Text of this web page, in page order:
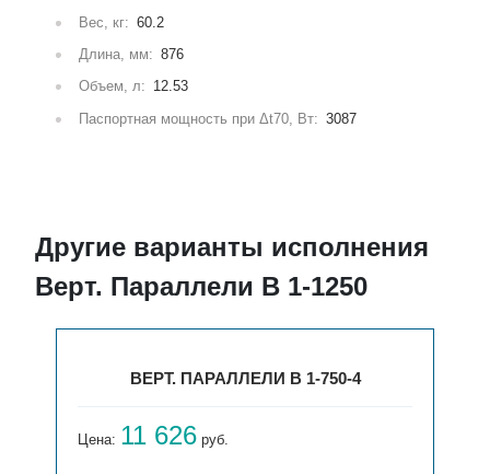
Вес, кг: 60.2
Длина, мм: 876
Объем, л: 12.53
Паспортная мощность при Δt70, Вт: 3087
Другие варианты исполнения
Верт. Параллели В 1-1250
ВЕРТ. ПАРАЛЛЕЛИ В 1-750-4
Цена: 11 626 руб.